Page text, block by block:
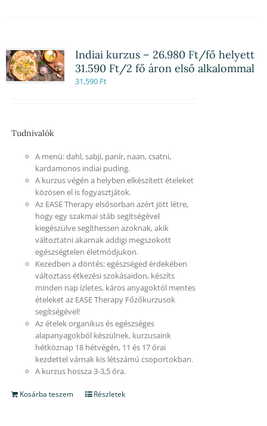
Indiai kurzus – 26.980 Ft/fő helyett
31.590 Ft/2 fő áron első alkalommal
31,590 Ft
Tudnivalók
A menü: dahl, sabji, panír, naan, csatni,
kardamonos indiai puding.
A kurzus végén a helyben elkészített ételeket
közösen el is fogyasztjátok.
Az EASE Therapy elsősorban azért jött létre,
hogy egy szakmai stáb segítségével
kiegészülve segíthessen azoknak, akik
változtatni akarnak addigi megszokott
egészségtelen életmódjukon.
Kezedben a döntés: egészséged érdekében
változtass étkezési szokásaidon, készíts
minden nap ízletes, káros anyagoktól mentes
ételeket az EASE Therapy Főzőkurzusok
segítségével!
Az ételek organikus és egészséges
alapanyagokból készülnek, kurzusaink
hétköznap 18 hétvégén, 11 és 17 órai
kezdettel várnak kis létszámú csoportokban.
A kurzus hossza 3-3,5 óra.
Kosárba teszem Részletek